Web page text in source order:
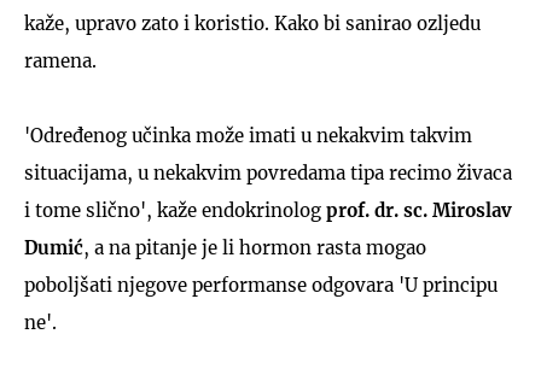
kaže, upravo zato i koristio. Kako bi sanirao ozljedu
ramena.
'Određenog učinka može imati u nekakvim takvim
situacijama, u nekakvim povredama tipa recimo živaca
i tome slično', kaže endokrinolog prof. dr. sc. Miroslav
Dumić, a na pitanje je li hormon rasta mogao
poboljšati njegove performanse odgovara 'U principu
ne'.